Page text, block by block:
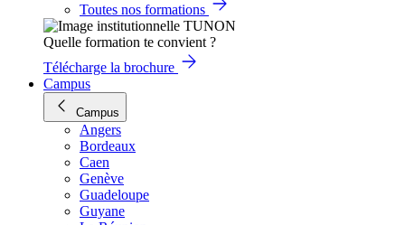
Toutes nos formations
Quelle formation te convient ?
Télécharge la brochure
Campus
Campus
Angers
Bordeaux
Caen
Genève
Guadeloupe
Guyane